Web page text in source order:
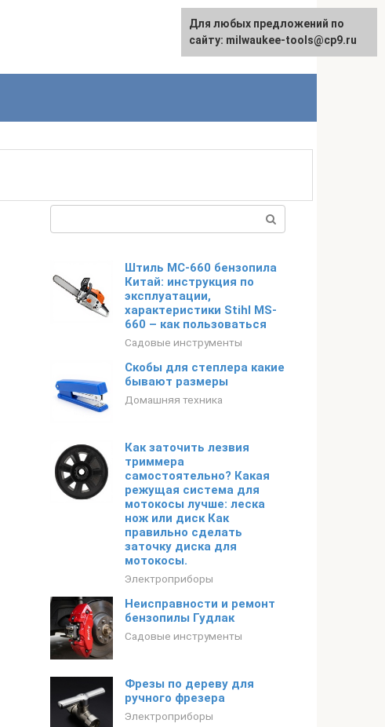
English
Штиль МС-660 бензопила
Китай: инструкция по
эксплуатации,
характеристики Stihl MS-
660 – как пользоваться
Садовые инструменты
Скобы для степлера какие
бывают размеры
Домашняя техника
Как заточить лезвия
триммера
самостоятельно? Какая
режущая система для
мотокосы лучше: леска
нож или диск Как
правильно сделать
заточку диска для
мотокосы.
Электроприборы
Неисправности и ремонт
бензопилы Гудлак
Садовые инструменты
Фрезы по дереву для
ручного фрезера
Электроприборы
Для любых предложений по
сайту: milwaukee-tools@cp9.ru